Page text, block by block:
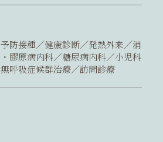
防接種／健康診断／発熱外来／消
膠原病内科／糖尿病内科／小児科
呼吸症候群治療／訪問診療